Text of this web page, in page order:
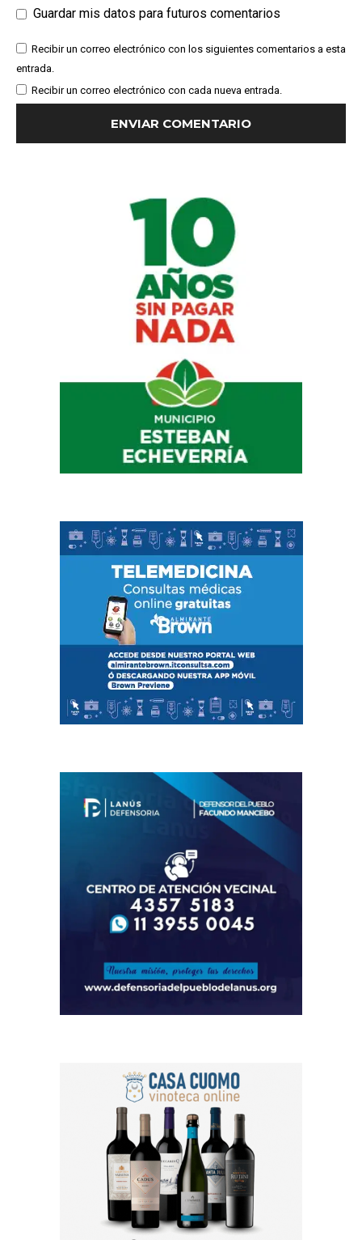
Guardar mis datos para futuros comentarios
Recibir un correo electrónico con los siguientes comentarios a esta
entrada.
Recibir un correo electrónico con cada nueva entrada.